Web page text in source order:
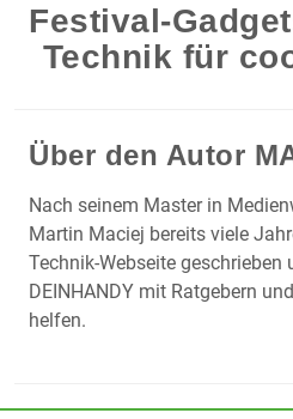
Festival-
Technik für
Über den Autor
Nach seinem Master in
Martin Maciej bereits viele
Technik-Webseite
DEINHANDY mit Ratgebern
helfen.